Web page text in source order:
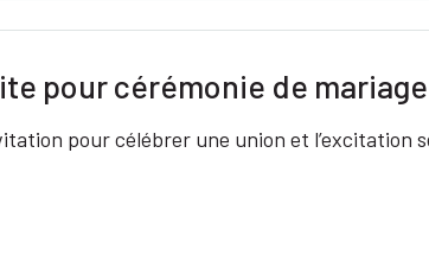
pour cérémonie de
pour célébrer une union et l’excitation